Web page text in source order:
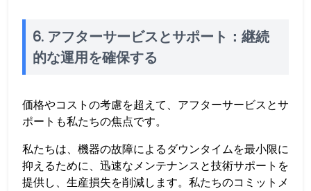
6. アフターサービスとサポート：継続
的な運用を確保する
価格やコストの考慮を超えて、アフターサービスとサ
ポートも私たちの焦点です。
私たちは、機器の故障によるダウンタイムを最小限に
抑えるために、迅速なメンテナンスと技術サポートを
提供し、生産損失を削減します。私たちのコミットメ